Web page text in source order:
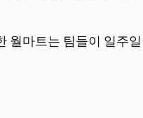
마트는 팀들이 일주